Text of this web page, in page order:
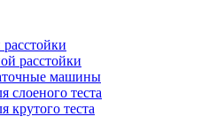
расстойки
машины
слоеного теста
крутого теста